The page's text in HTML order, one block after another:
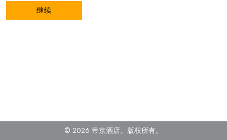
继续
© 2026 帝京酒店。 版权所有。